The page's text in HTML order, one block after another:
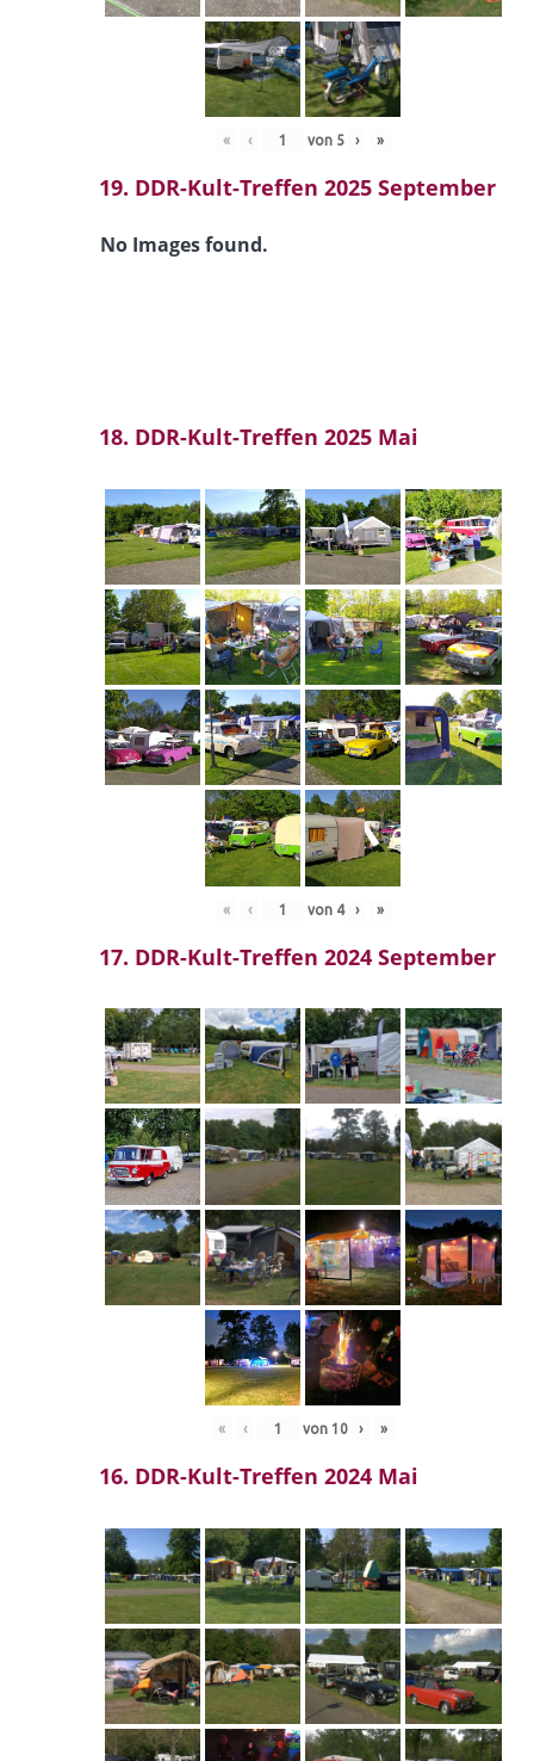
« ‹ von 5 › »
19. DDR-Kult-Treffen 2025 September
No Images found.
18. DDR-Kult-Treffen 2025 Mai
« ‹ von 4 › »
17. DDR-Kult-Treffen 2024 September
« ‹ von 10 › »
16. DDR-Kult-Treffen 2024 Mai